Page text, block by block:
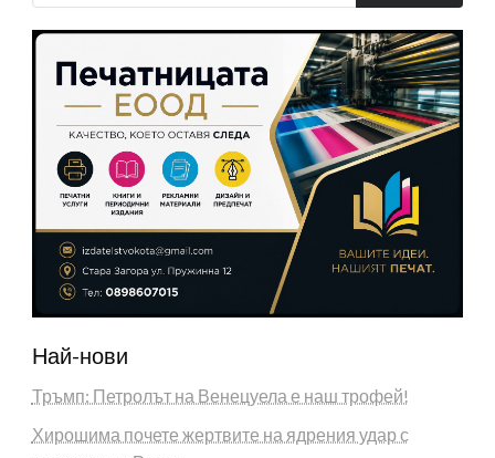
Най-нови
Тръмп: Петролът на Венецуела е наш трофей!
Хирошима почете жертвите на ядрения удар с